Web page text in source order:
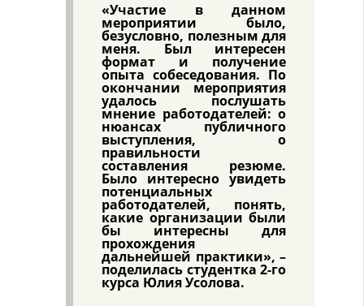
«Участие в данном
мероприятии было,
безусловно, полезным для
меня. Был интересен
формат и получение
опыта собеседования. По
окончании мероприятия
удалось послушать
мнение работодателей: о
нюансах публичного
выступления, о
правильности
составления резюме.
Было интересно увидеть
потенциальных
работодателей, понять,
какие организации были
бы интересны для
прохождения
дальнейшей практики», –
поделилась студентка 2-го
курса Юлия Усолова.